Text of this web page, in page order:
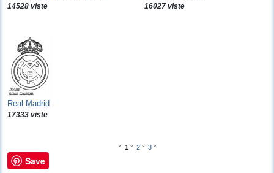
14528 viste 16027 viste
Real Madrid
17333 viste
° 1 ° 2° 3°
Save